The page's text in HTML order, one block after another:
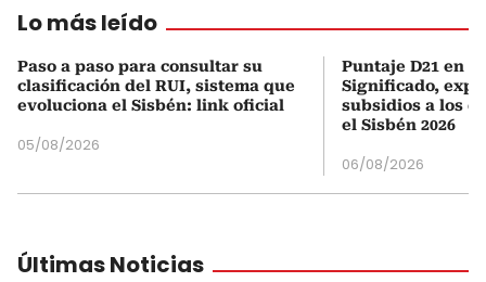
Lo más leído
Paso a paso para consultar su
clasificación del RUI, sistema que
evoluciona el Sisbén: link oficial
05/08/2026
Puntaje D21 en
Significado,
subsidios a los
el Sisbén 2026
06/08/2026
Últimas Noticias